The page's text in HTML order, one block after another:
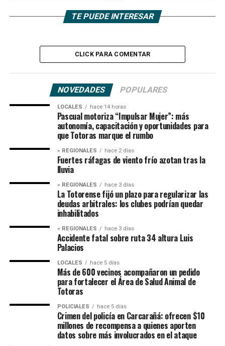
TE PUEDE INTERESAR
CLICK PARA COMENTAR
NOVEDADES POPULARES
LOCALES hace 14 horas
Pascual motoriza “Impulsar Mujer”: más
autonomía, capacitación y oportunidades para
que Totoras marque el rumbo
» REGIONALES hace 2 días
Fuertes ráfagas de viento frío azotan tras la
lluvia
» REGIONALES hace 3 días
La Totorense fijó un plazo para regularizar las
deudas arbitrales: los clubes podrían quedar
inhabilitados
» REGIONALES hace 3 días
Accidente fatal sobre ruta 34 altura Luis
Palacios
LOCALES hace 5 días
Más de 600 vecinos acompañaron un pedido
para fortalecer el Área de Salud Animal de
Totoras
POLICIALES hace 5 días
Crimen del policía en Carcarañá: ofrecen $10
millones de recompensa a quienes aporten
datos sobre más involucrados en el ataque